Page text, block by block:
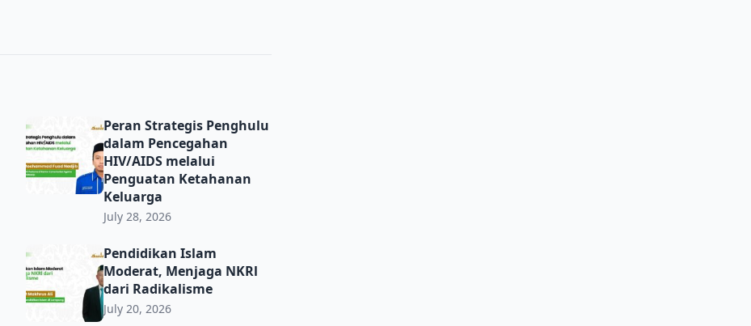
Peran Strategis Penghulu dalam Pencegahan HIV/AIDS melalui Penguatan Ketahanan Keluarga
Peran Strategis Penghulu
dalam Pencegahan
HIV/AIDS melalui
Penguatan Ketahanan
Keluarga
July 28, 2026
Pendidikan Islam Moderat, Menjaga NKRl dari Radikalisme
Pendidikan Islam
Moderat, Menjaga NKRl
dari Radikalisme
July 20, 2026